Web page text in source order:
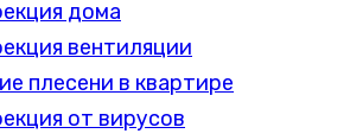
дома
вентиляции
плесени в квартире
от вирусов